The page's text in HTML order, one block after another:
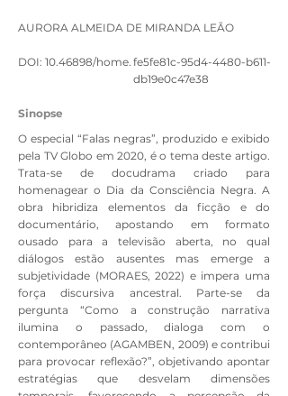
AURORA ALMEIDA DE MIRANDA LEÃO
DOI: 10.46898/home. fe5fe81c-95d4-4480-b611-
db19e0c47e38
Sinopse
O especial “Falas negras”, produzido e exibido
pela TV Globo em 2020, é o tema deste artigo.
Trata-se de docudrama criado para
homenagear o Dia da Consciência Negra. A
obra hibridiza elementos da ficção e do
documentário, apostando em formato
ousado para a televisão aberta, no qual
diálogos estão ausentes mas emerge a
subjetividade (MORAES, 2022) e impera uma
força discursiva ancestral. Parte-se da
pergunta “Como a construção narrativa
ilumina o passado, dialoga com o
contemporâneo (AGAMBEN, 2009) e contribui
para provocar reflexão?”, objetivando apontar
estratégias que desvelam dimensões